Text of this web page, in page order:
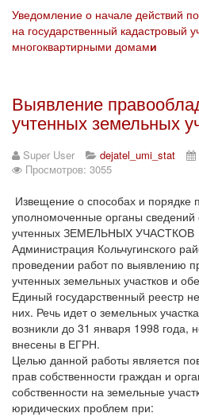
Уведомление о начале действий
на государственный кадастровый
многоквартирными домами
Выявление
учтенных земельных
Super User dejatel_umi_stat
Просмотров: 3055
Извещение о способах и порядке
уполномоченные органы
учтенных ЗЕМЕЛЬНЫХ УЧАСТКОВ
Администрация Кольчугинского
проведении работ по выявлению
учтенных земельных участков и
Единый государственный реестр
них. Речь идет о земельных
возникли до 31 января 1998 года,
внесены в ЕГРН.
Целью данной работы является
прав собственности граждан и
собственности на земельные
юридических проблем при: